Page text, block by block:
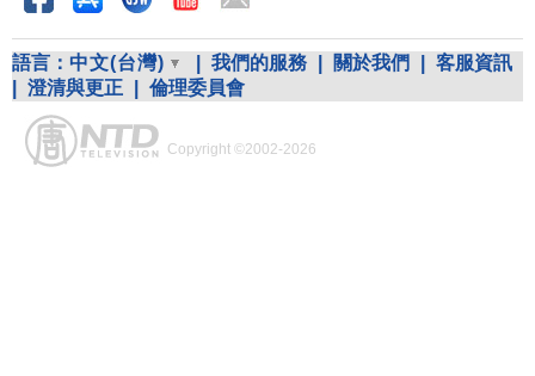
語言： 中文(台灣) 我們的服務 關於我們
客服資訊
澄清與更正 倫理委員會
Copyright ©2002-2026